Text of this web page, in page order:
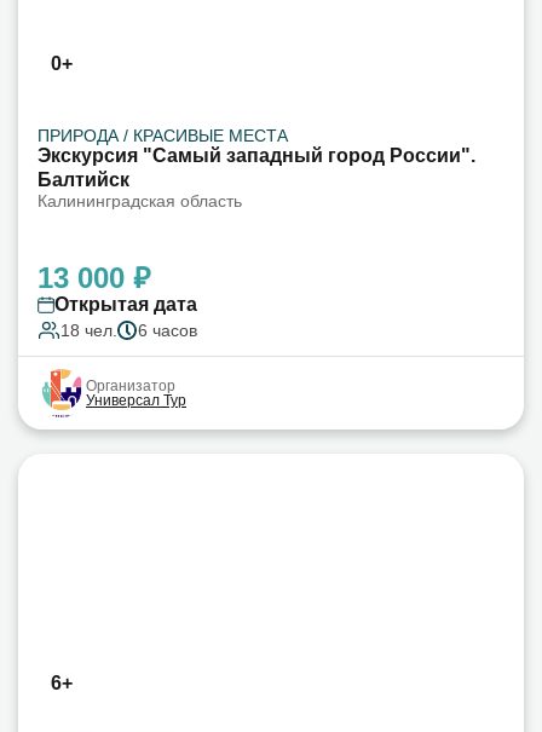
0+
ПРИРОДА / КРАСИВЫЕ МЕСТА
Экскурсия "Самый западный город России".
Балтийск
Калининградская область
13 000 ₽
Открытая дата
18 чел. 6 часов
Организатор
Универсал Тур
6+